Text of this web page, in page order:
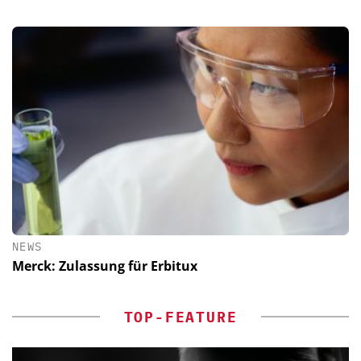
NEWS
Merck: Zulassung für Erbitux
TOP-FEATURE